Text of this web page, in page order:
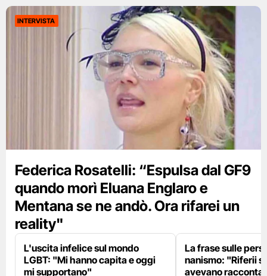
INTERVISTA
Federica Rosatelli: “Espulsa dal GF9
quando morì Eluana Englaro e
Mentana se ne andò. Ora rifarei un
reality"
L'uscita infelice sul mondo
LGBT: "Mi hanno capita e oggi
mi supportano"
La frase sulle
nanismo: "Riferii
avevano